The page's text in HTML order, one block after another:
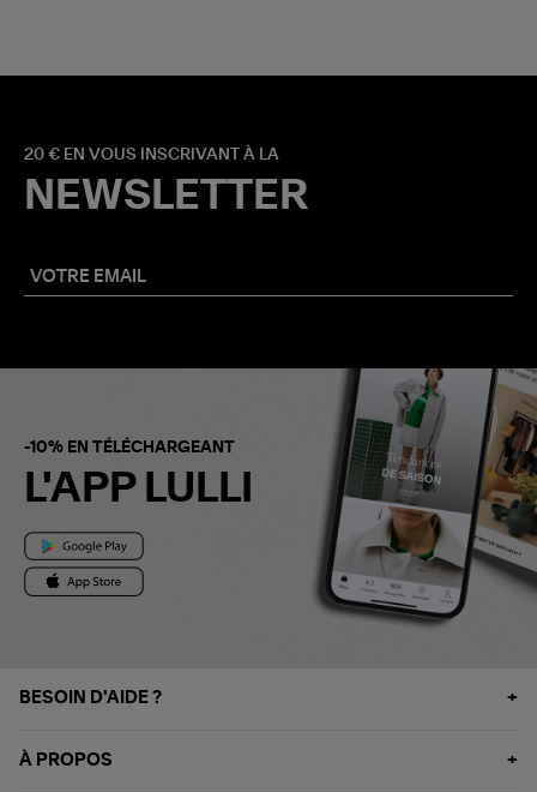
20 € EN VOUS INSCRIVANT À LA
NEWSLETTER
-10% EN TÉLÉCHARGEANT
L'APP LULLI
BESOIN D'AIDE ?
À PROPOS